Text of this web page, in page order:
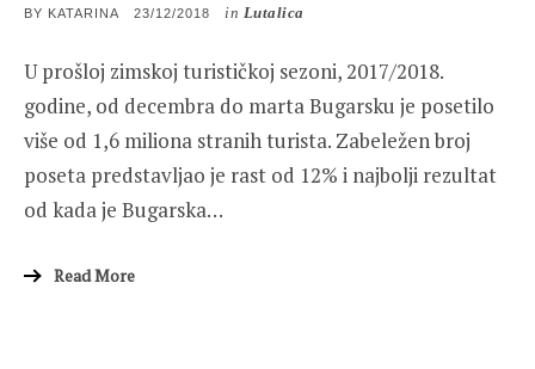
BY KATARINA
POSTED
23/12/2018 in Lutalica
U prošloj zimskoj turističkoj sezoni, 2017/2018.
godine, od decembra do marta Bugarsku je posetilo
više od 1,6 miliona stranih turista. Zabeležen broj
poseta predstavljao je rast od 12% i najbolji rezultat
od kada je Bugarska…
Read More